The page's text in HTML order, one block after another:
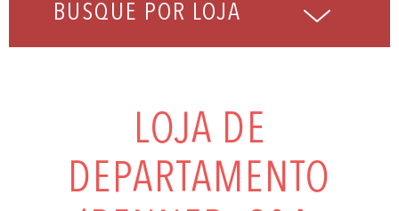
BUSQUE POR LOJA
LOJA DE
DEPARTAMENTO